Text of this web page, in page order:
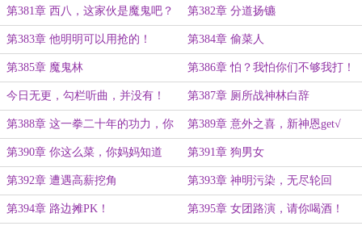
第381章 西八，这家伙是魔鬼吧？ 第382章 分道扬镳
第383章 他明明可以用抢的！ 第384章 偷菜人
第385章 魔鬼林 第386章 怕？我怕你们不够我打！
今日无更，勾栏听曲，并没有！
{请进来一看！}
第387章 厕所战神林白辞
第388章 这一拳二十年的功力，你
挡得住吗？
第389章 意外之喜，新神恩get√
第390章 你这么菜，你妈妈知道
吗？
第391章 狗男女
第392章 遭遇高薪挖角 第393章 神明污染，无尽轮回
第394章 路边摊PK！ 第395章 女团路演，请你喝酒！